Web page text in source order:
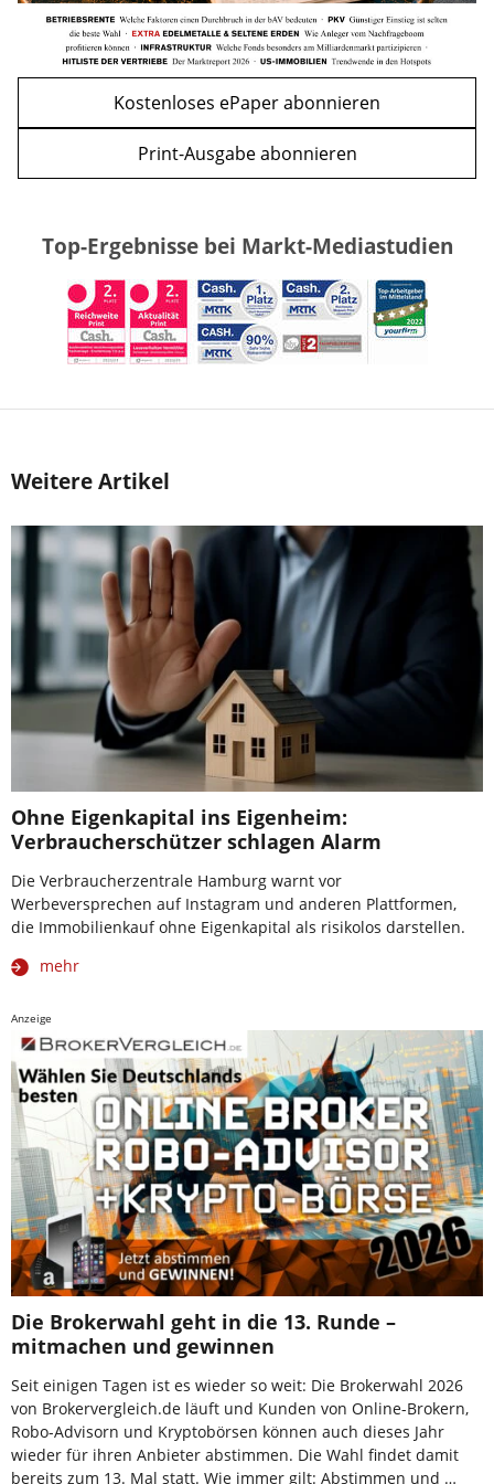
Kostenloses ePaper abonnieren
Print-Ausgabe abonnieren
Top-Ergebnisse bei Markt-Mediastudien
Weitere Artikel
Ohne Eigenkapital ins Eigenheim:
Verbraucherschützer schlagen Alarm
Die Verbraucherzentrale Hamburg warnt vor
Werbeversprechen auf Instagram und anderen Plattformen,
die Immobilienkauf ohne Eigenkapital als risikolos darstellen.
mehr
Anzeige
Die Brokerwahl geht in die 13. Runde –
mitmachen und gewinnen
Seit einigen Tagen ist es wieder so weit: Die Brokerwahl 2026
von Brokervergleich.de läuft und Kunden von Online-Brokern,
Robo-Advisorn und Kryptobörsen können auch dieses Jahr
wieder für ihren Anbieter abstimmen. Die Wahl findet damit
bereits zum 13. Mal statt. Wie immer gilt: Abstimmen und …